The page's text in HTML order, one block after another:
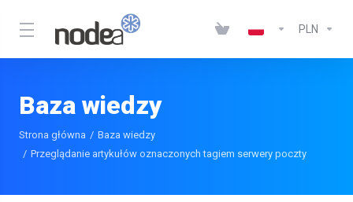
PLN
Baza wiedzy
Strona główna
Baza wiedzy
Przeglądanie artykułów oznaczonych tagiem serwery poczty